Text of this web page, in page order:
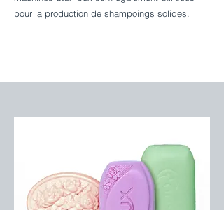
pour la production de shampoings solides.